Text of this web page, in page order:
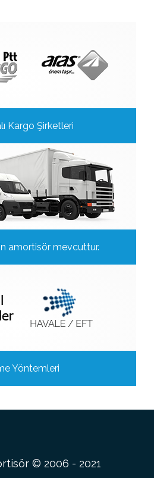
Kargo Şirketleri
amortisör mevcuttur.
Yöntemleri
© 2006 - 2021